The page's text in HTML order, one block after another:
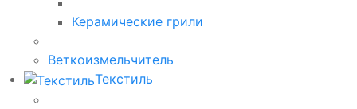
Керамические грили
Веткоизмельчитель
Текстиль